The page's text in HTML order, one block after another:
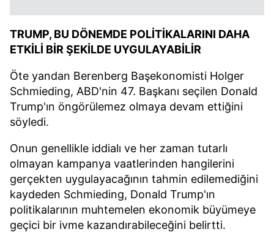
TRUMP, BU DÖNEMDE POLİTİKALARINI DAHA
ETKİLİ BİR ŞEKİLDE UYGULAYABİLİR
Öte yandan Berenberg Başekonomisti Holger
Schmieding, ABD'nin 47. Başkanı seçilen Donald
Trump'ın öngörülemez olmaya devam ettiğini
söyledi.
Onun genellikle iddialı ve her zaman tutarlı
olmayan kampanya vaatlerinden hangilerini
gerçekten uygulayacağının tahmin edilemediğini
kaydeden Schmieding, Donald Trump'ın
politikalarının muhtemelen ekonomik büyümeye
geçici bir ivme kazandırabileceğini belirtti.